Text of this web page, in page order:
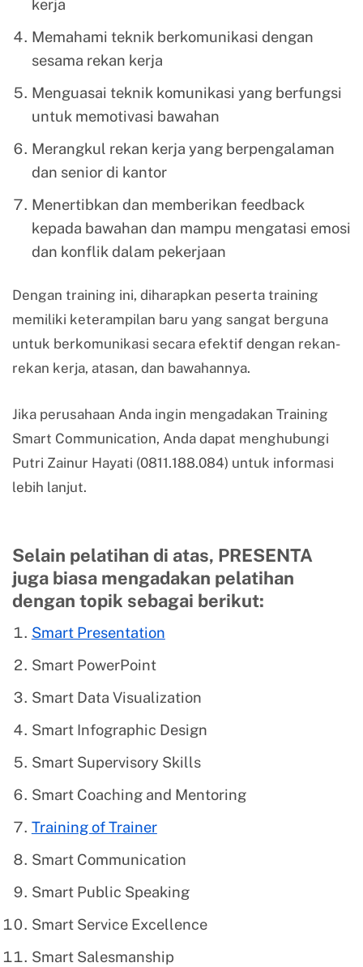
kerja
Memahami teknik berkomunikasi dengan
sesama rekan kerja
Menguasai teknik komunikasi yang berfungsi
untuk memotivasi bawahan
Merangkul rekan kerja yang berpengalaman
dan senior di kantor
Menertibkan dan memberikan feedback
kepada bawahan dan mampu mengatasi emosi
dan konflik dalam pekerjaan
Dengan training ini, diharapkan peserta training
memiliki keterampilan baru yang sangat berguna
untuk berkomunikasi secara efektif dengan rekan-
rekan kerja, atasan, dan bawahannya.
Jika perusahaan Anda ingin mengadakan Training
Smart Communication, Anda dapat menghubungi
Putri Zainur Hayati (0811.188.084) untuk informasi
lebih lanjut.
Selain pelatihan di atas, PRESENTA
juga biasa mengadakan pelatihan
dengan topik sebagai berikut:
Smart Presentation
Smart PowerPoint
Smart Data Visualization
Smart Infographic Design
Smart Supervisory Skills
Smart Coaching and Mentoring
Training of Trainer
Smart Communication
Smart Public Speaking
Smart Service Excellence
Smart Salesmanship